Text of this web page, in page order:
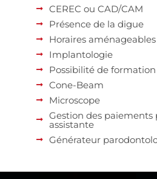
CEREC ou CAD/CAM
Présence de la digue
Horaires aménageables
Implantologie
Possibilité de
Cone-Beam
Microscope
Gestion des paiements
assistante
Générateur